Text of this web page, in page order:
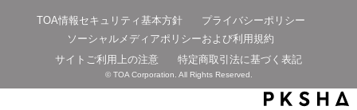
TOA情報セキュリティ基本方針
プライバシーポリシー
ソーシャルメディアポリシーおよび利用規約
サイトご利用上の注意
特定商取引法に基づく表記
© TOA Corporation. All Rights Reserved.